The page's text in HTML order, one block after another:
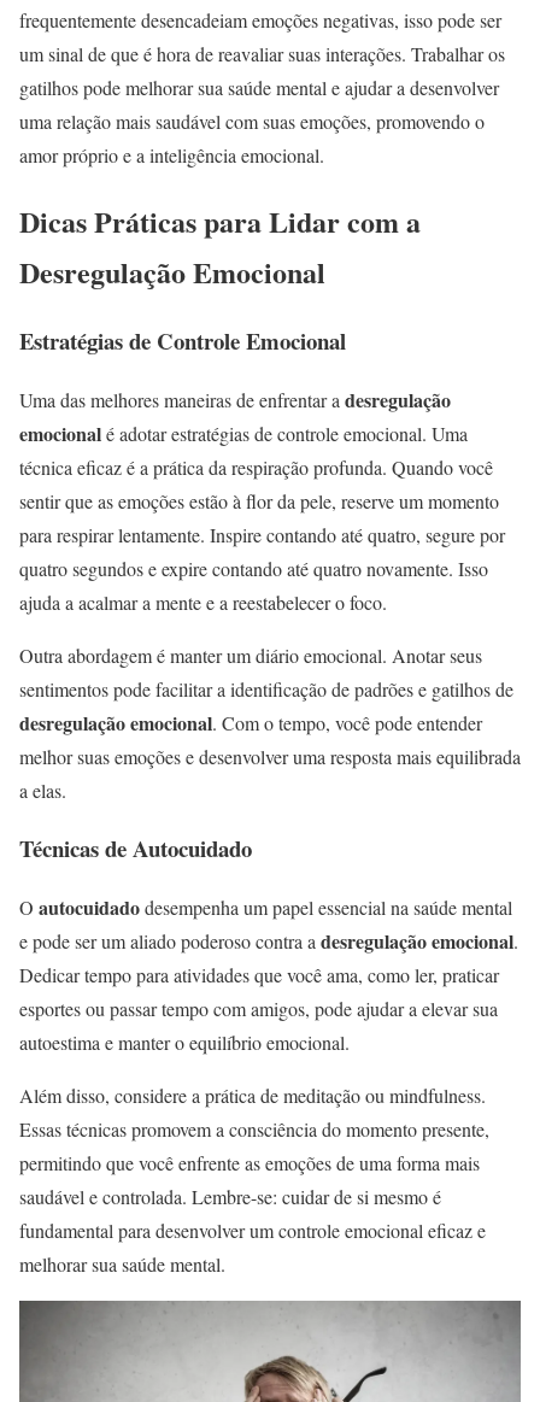
frequentemente desencadeiam emoções negativas, isso pode ser
um sinal de que é hora de reavaliar suas interações. Trabalhar os
gatilhos pode melhorar sua saúde mental e ajudar a desenvolver
uma relação mais saudável com suas emoções, promovendo o
amor próprio e a inteligência emocional.
Dicas Práticas para Lidar com a
Desregulação Emocional
Estratégias de Controle Emocional
Uma das melhores maneiras de enfrentar a desregulação
emocionalé adotar estratégias de controle emocional. Uma
técnica eficaz é a prática da respiração profunda. Quando você
sentir que as emoções estão à flor da pele, reserve um momento
para respirar lentamente. Inspire contando até quatro, segure por
quatro segundos e expire contando até quatro novamente. Isso
ajuda a acalmar a mente e a reestabelecer o foco.
Outra abordagem é manter um diário emocional. Anotar seus
sentimentos pode facilitar a identificação de padrões e gatilhos de
desregulação emocional. Com o tempo, você pode entender
melhor suas emoções e desenvolver uma resposta mais equilibrada
a elas.
Técnicas de Autocuidado
O autocuidadodesempenha um papel essencial na saúde mental
e pode ser um aliado poderoso contra a desregulação emocional.
Dedicar tempo para atividades que você ama, como ler, praticar
esportes ou passar tempo com amigos, pode ajudar a elevar sua
autoestima e manter o equilíbrio emocional.
Além disso, considere a prática de meditação ou mindfulness.
Essas técnicas promovem a consciência do momento presente,
permitindo que você enfrente as emoções de uma forma mais
saudável e controlada. Lembre-se: cuidar de si mesmo é
fundamental para desenvolver um controle emocional eficaz e
melhorar sua saúde mental.